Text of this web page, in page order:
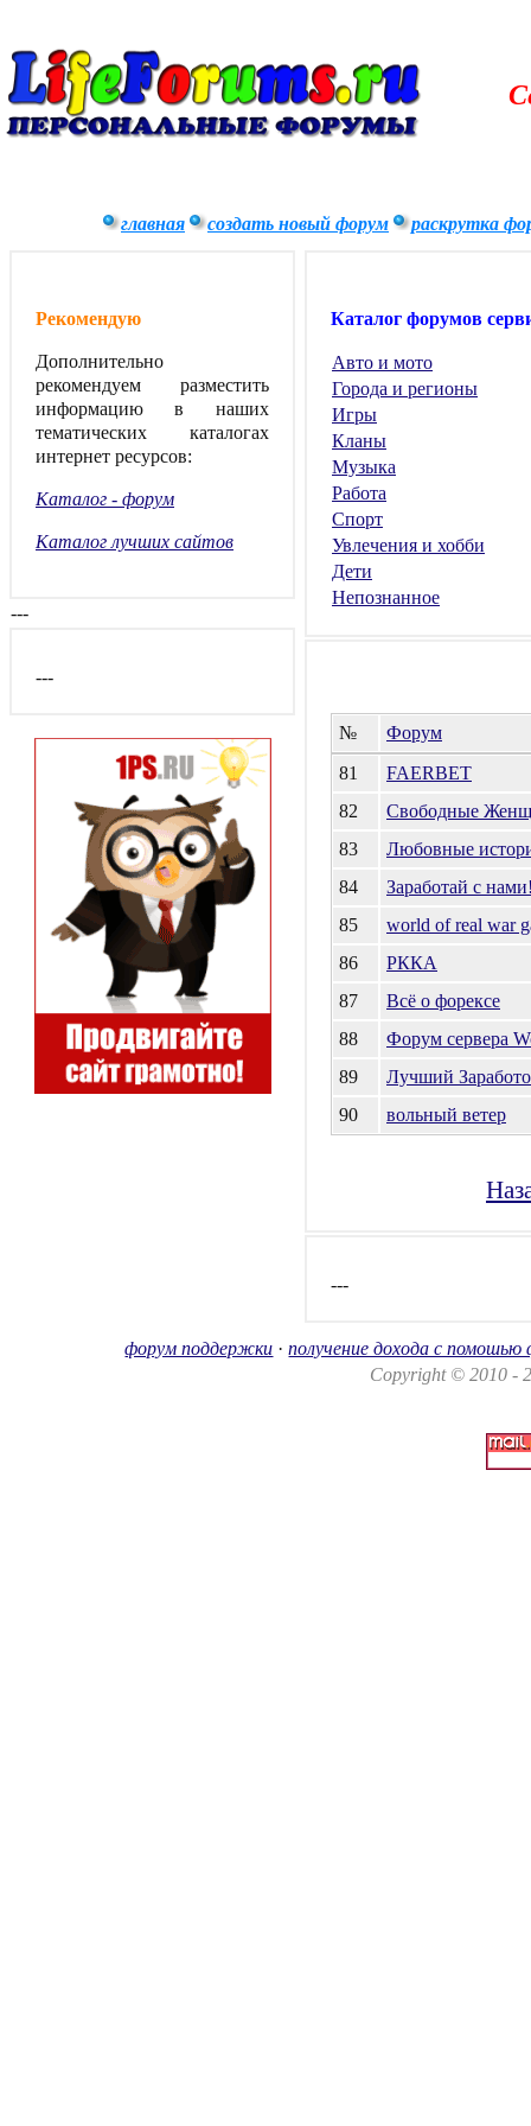
главная создать новый форум раскрутка
Рекомендую
Дополнительно
рекомендуем разместить
информацию в наших
тематических каталогах
интернет ресурсов:
Каталог - форум
Каталог лучших сайтов
---
---
Каталог форумов
Авто и мото
Города и регионы
Игры
Кланы
Музыка
Работа
Спорт
Увлечения и хобби
Дети
Непознанное
№
Форум
81
FAERBET
82
Свободные
83
Любовные
84
Заработай с
85
world of real war
86
РККА
87
Всё о форексе
88
Форум сервера
89
Лучший
90
вольный ветер
---
форум поддержки ·получение дохода с помошью
Copyright © 2010 -